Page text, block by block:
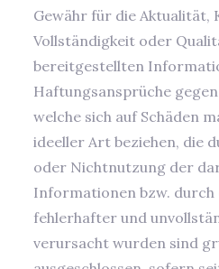
Gewähr für die Aktualität,
Vollständigkeit oder
bereitgestellten
Haftungsansprüche
welche sich auf Schäden
ideeller Art beziehen, die
oder Nichtnutzung der
Informationen bzw. durch
fehlerhafter und
verursacht wurden sind